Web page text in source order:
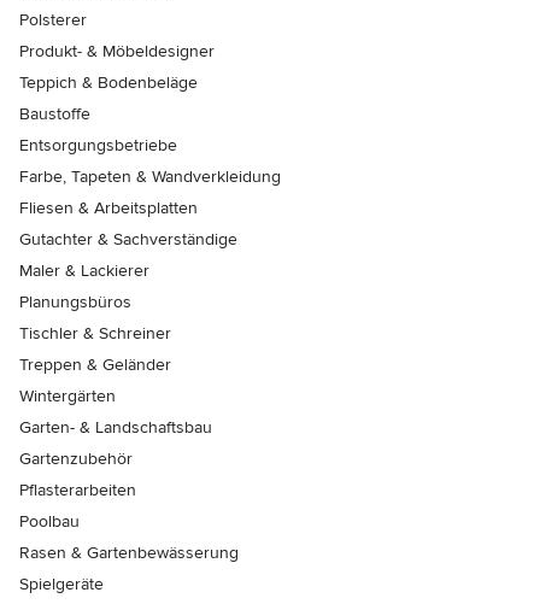
Polsterer
Produkt- & Möbeldesigner
Teppich & Bodenbeläge
Baustoffe
Entsorgungsbetriebe
Farbe, Tapeten & Wandverkleidung
Fliesen & Arbeitsplatten
Gutachter & Sachverständige
Maler & Lackierer
Planungsbüros
Tischler & Schreiner
Treppen & Geländer
Wintergärten
Garten- & Landschaftsbau
Gartenzubehör
Pflasterarbeiten
Poolbau
Rasen & Gartenbewässerung
Spielgeräte